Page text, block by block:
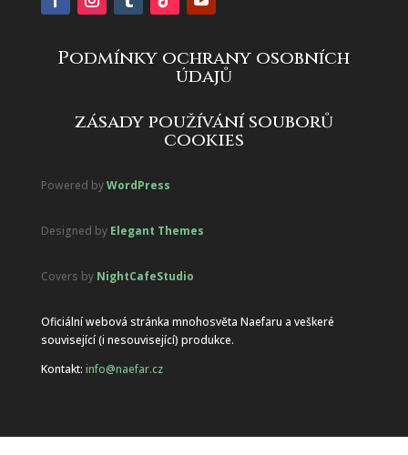
Podmínky ochrany osobních
údajů
zásady používání souborů
cookies
Powered byWordPress
Designed by Elegant Themes
Covers by NightCafeStudio
Oficiální webová stránka mnohosvěta Naefaru a veškeré
související (i nesouvisející) produkce.
Kontakt: info@naefar.cz